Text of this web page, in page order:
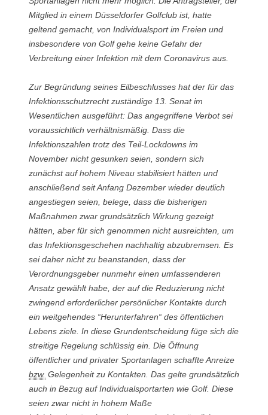
Mitglied in einem Düsseldorfer Golfclub ist, hatte
geltend gemacht, von Individualsport im Freien und
insbesondere von Golf gehe keine Gefahr der
Verbreitung einer Infektion mit dem Coronavirus aus.
Zur Begründung seines Eilbeschlusses hat der für das
Infektionsschutzrecht zuständige 13. Senat im
Wesentlichen ausgeführt: Das angegriffene Verbot sei
voraussichtlich verhältnismäßig. Dass die
Infektionszahlen trotz des Teil-Lockdowns im
November nicht gesunken seien, sondern sich
zunächst auf hohem Niveau stabilisiert hätten und
anschließend seit Anfang Dezember wieder deutlich
angestiegen seien, belege, dass die bisherigen
Maßnahmen zwar grundsätzlich Wirkung gezeigt
hätten, aber für sich genommen nicht ausreichten, um
das Infektionsgeschehen nachhaltig abzubremsen. Es
sei daher nicht zu beanstanden, dass der
Verordnungsgeber nunmehr einen umfassenderen
Ansatz gewählt habe, der auf die Reduzierung nicht
zwingend erforderlicher persönlicher Kontakte durch
ein weitgehendes “Herunterfahren“ des öffentlichen
Lebens ziele. In diese Grundentscheidung füge sich die
streitige Regelung schlüssig ein. Die Öffnung
öffentlicher und privater Sportanlagen schaffte Anreize
bzw. Gelegenheit zu Kontakten. Das gelte grundsätzlich
auch in Bezug auf Individualsportarten wie Golf. Diese
seien zwar nicht in hohem Maße